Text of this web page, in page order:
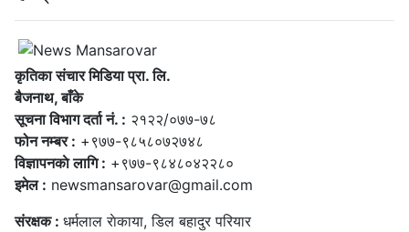
कृतिका संचार मिडिया प्रा. लि.
बैजनाथ, बाँके
सूचना विभाग दर्ता नं. : २१२२/०७७-७८
फोन नम्बर : +९७७-९८५८०७२७४८
विज्ञापनकाे लागि : +९७७-९८४८०४२२८०
इमेल : newsmansarovar@gmail.com
संरक्षक : धर्मलाल राेकाया, डिल बहादुर परियार